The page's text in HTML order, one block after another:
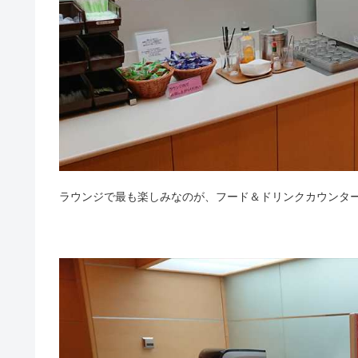
ラウンジで最も楽しみなのが、フード＆ドリンクカウンタ